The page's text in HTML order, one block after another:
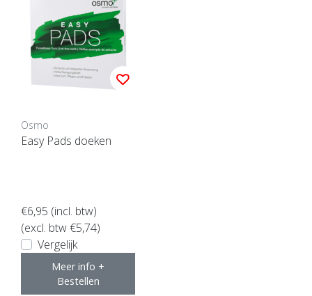
Osmo
Easy Pads doeken
€6,95 (incl. btw)
(excl. btw €5,74)
Vergelijk
Meer info +
Bestellen